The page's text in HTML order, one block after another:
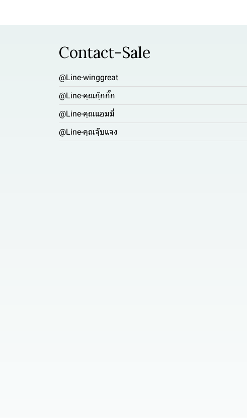
Contact-Sale
@Line-winggreat
@Line-คุณกุ๊กกิ๊ก
@Line-คุณแอมมี่
@Line-คุณจุ๊บแจง